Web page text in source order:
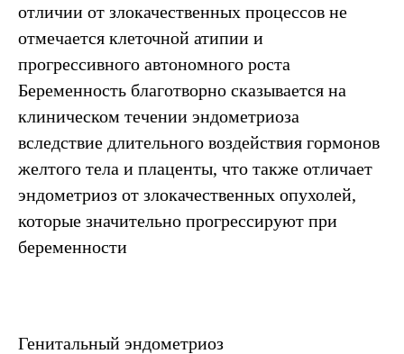
отличии от злокачественных процессов не
отмечается клеточной атипии и
прогрессивного автономного роста
Беременность благотворно сказывается на
клиническом течении эндометриоза
вследствие длительного воздействия гормонов
желтого тела и плаценты, что также отличает
эндометриоз от злокачественных опухолей,
которые значительно прогрессируют при
беременности
Генитальный эндометриоз